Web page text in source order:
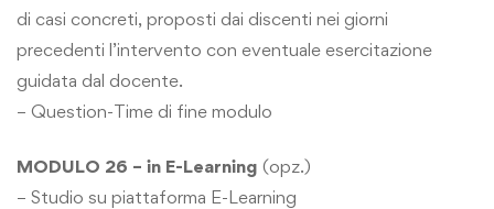
di casi concreti, proposti dai discenti nei giorni
precedenti l’intervento con eventuale esercitazione
guidata dal docente.
– Question-Time di fine modulo
MODULO 26 – in E-Learning (opz.)
– Studio su piattaforma E-Learning